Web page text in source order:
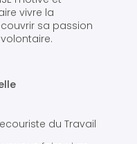
vivre la
sa passion
du Travail